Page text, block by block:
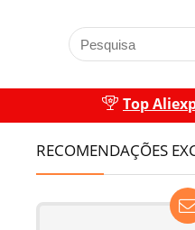
Top
RECOMENDAÇÕES